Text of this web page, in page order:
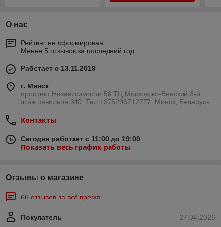
О нас
Рейтинг не сформирован
Менее 5 отзывов за последний год
Работает с 13.11.2019
г. Минск
проспект Независимости 58 ТЦ Московско-Венский 3-й
этаж павильон 340. Тел.+375296712777, Минск, Беларусь
Контакты
Сегодня работает с 11:00 до 19:00
Показать весь график работы
Отзывы о магазине
66 отзывов за всё время
27.04.2026
Покупатель